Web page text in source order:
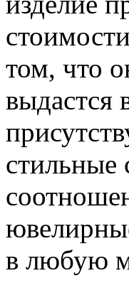
том, что
выдастся
стильные
в любую